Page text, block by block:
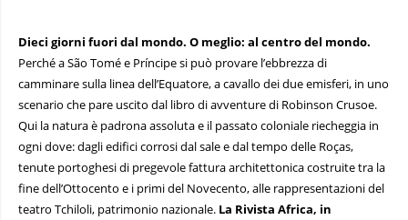
Dieci giorni fuori dal mondo. O meglio: al centro del mondo.
Perché a São Tomé e Príncipe si può provare l’ebbrezza di
camminare sulla linea dell’Equatore, a cavallo dei due emisferi, in uno
scenario che pare uscito dal libro di avventure di Robinson Crusoe.
Qui la natura è padrona assoluta e il passato coloniale riecheggia in
ogni dove: dagli edifici corrosi dal sale e dal tempo delle Roças,
tenute portoghesi di pregevole fattura architettonica costruite tra la
fine dell’Ottocento e i primi del Novecento, alle rappresentazioni del
teatro Tchiloli, patrimonio nazionale. La Rivista Africa, in